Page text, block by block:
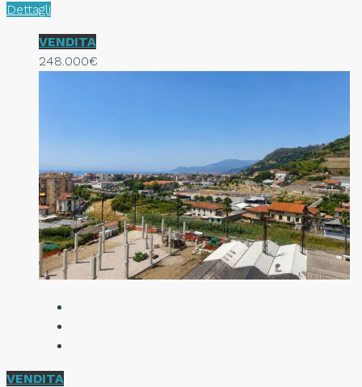
Dettagli
VENDITA
248.000€
VENDITA